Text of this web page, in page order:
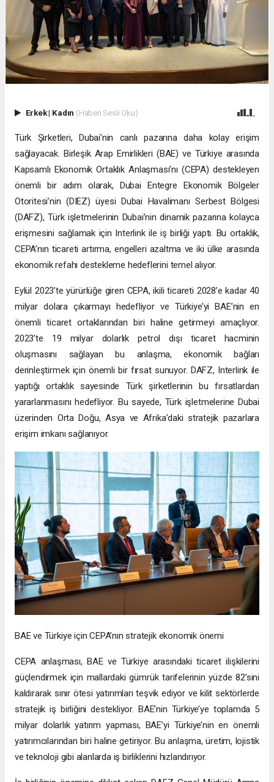
Erkek| Kadın (Haberi Sesli Oku)
Türk Şirketleri, Dubai’nin canlı pazarına daha kolay erişim
sağlayacak. Birleşik Arap Emirlikleri (BAE) ve Türkiye arasında
Kapsamlı Ekonomik Ortaklık Anlaşması’nı (CEPA) destekleyen
önemli bir adım olarak, Dubai Entegre Ekonomik Bölgeler
Otoritesi’nin (DIEZ) üyesi Dubai Havalimanı Serbest Bölgesi
(DAFZ), Türk işletmelerinin Dubai’nin dinamik pazarına kolayca
erişmesini sağlamak için Interlink ile iş birliği yaptı. Bu ortaklık,
CEPA’nın ticareti artırma, engelleri azaltma ve iki ülke arasında
ekonomik refahı destekleme hedeflerini temel alıyor.
Eylül 2023’te yürürlüğe giren CEPA, ikili ticareti 2028’e kadar 40
milyar dolara çıkarmayı hedefliyor ve Türkiye’yi BAE’nin en
önemli ticaret ortaklarından biri haline getirmeyi amaçlıyor.
2023’te 19 milyar dolarlık petrol dışı ticaret hacminin
oluşmasını sağlayan bu anlaşma, ekonomik bağları
derinleştirmek için önemli bir fırsat sunuyor. DAFZ, Interlink ile
yaptığı ortaklık sayesinde Türk şirketlerinin bu fırsatlardan
yararlanmasını hedefliyor. Bu sayede, Türk işletmelerine Dubai
üzerinden Orta Doğu, Asya ve Afrika’daki stratejik pazarlara
erişim imkanı sağlanıyor.
BAE ve Türkiye için CEPA’nın stratejik ekonomik önemi
CEPA anlaşması, BAE ve Türkiye arasındaki ticaret ilişkilerini
güçlendirmek için mallardaki gümrük tarifelerinin yüzde 82’sini
kaldırarak sınır ötesi yatırımları teşvik ediyor ve kilit sektörlerde
stratejik iş birliğini destekliyor. BAE’nin Türkiye’ye toplamda 5
milyar dolarlık yatırım yapması, BAE’yi Türkiye’nin en önemli
yatırımcılarından biri haline getiriyor. Bu anlaşma, üretim, lojistik
ve teknoloji gibi alanlarda iş birliklerini hızlandırıyor.